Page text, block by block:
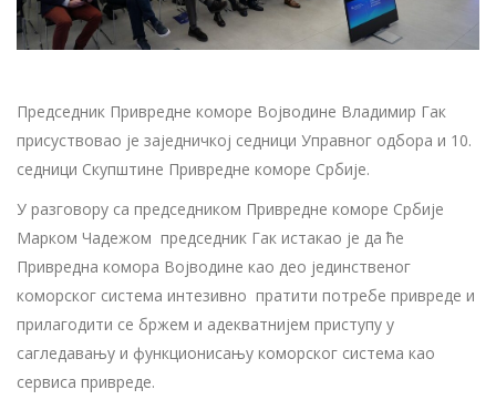
Председник Привредне коморе Војводине Владимир Гак
присуствовао је заједничкој седници Управног одбора и 10.
седници Скупштине Привредне коморе Србије.
У разговору са председником Привредне коморе Србије
Марком Чадежом председник Гак истакао је да ће
Привредна комора Војводине као део јединственог
коморског система интезивно пратити потребе привреде и
прилагодити се бржем и адекватнијем приступу у
сагледавању и функционисању коморског система као
сервиса привреде.